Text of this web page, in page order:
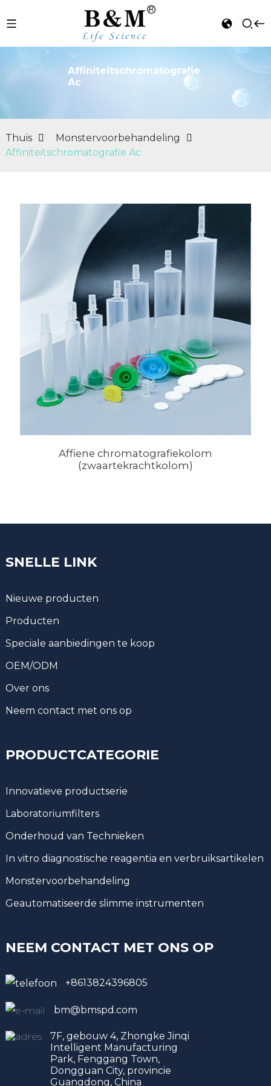
Affiniteitschromatografie
Ac
Thuis
Monstervoorbehandeling
Affiniteitschromatografie Ac
Affiene chromatografiekolom
(zwaartekrachtkolom)
SNELLE LINK
Nieuwe producten
Producten
Speciale aanbiedingen te koop
OEM/ODM
Over ons
Neem contact met ons op
PRODUCTCATEGORIE
Innovatieve productserie
Laboratoriumfilters
Onderhoud van Technieken
In vitro diagnostische reagentia en verbruiksartikelen
Monstervoorbehandeling
Geautomatiseerde slimme instrumenten
NEEM CONTACT MET ONS OP
+8613824396805
bm@bmspd.com
7F, gebouw 4, Zhongke Jinqi
Intelligent Manufacturing
Park, Fenggang Town,
Dongguan City, provincie
Guangdong, China